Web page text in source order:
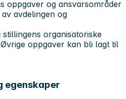
oppgaver og ansvarsområder
avdelingen og
organisatoriske
oppgaver kan bli lagt til
egenskaper